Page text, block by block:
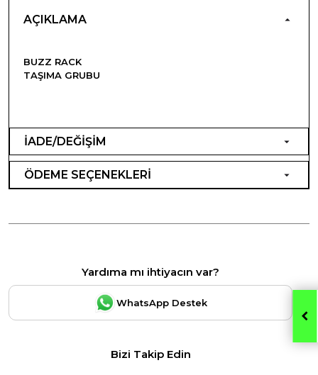
AÇIKLAMA
BUZZ RACK
TAŞIMA GRUBU
İADE/DEĞİŞİM
ÖDEME SEÇENEKLERİ
Yardıma mı ihtiyacın var?
WhatsApp Destek
Bizi Takip Edin